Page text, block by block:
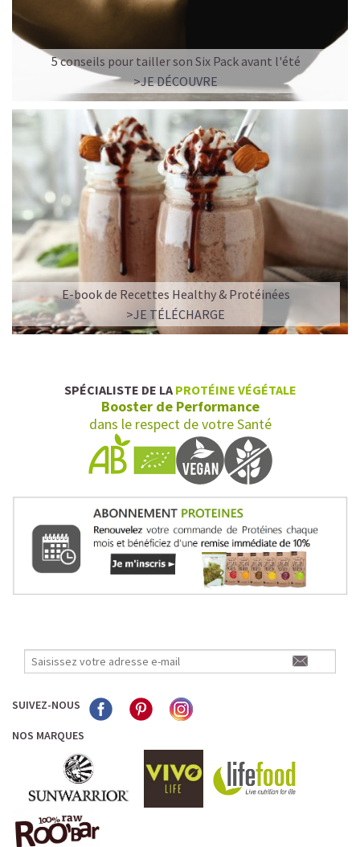
5 conseils pour tailler son Six Pack avant l'été
>JE DÉCOUVRE
E-book de Recettes Healthy & Protéinées
>JE TÉLÉCHARGE
SPÉCIALISTE DE LA PROTÉINE VÉGÉTALE
Booster de Performance
dans le respect de votre Santé
SUIVEZ-NOUS
NOS MARQUES